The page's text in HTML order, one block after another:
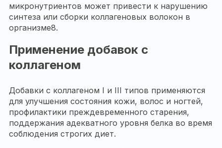
микронутриентов может привести к нарушению
синтеза или сборки коллагеновых волокон в
организме8.
Применение добавок с
коллагеном
Добавки с коллагеном I и III типов применяются
для улучшения состояния кожи, волос и ногтей,
профилактики преждевременного старения,
поддержания адекватного уровня белка во время
соблюдения строгих диет.